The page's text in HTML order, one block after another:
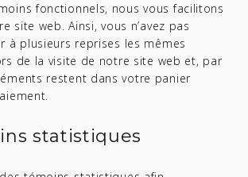
fonctionnels, nous vous facilitons
site web. Ainsi, vous n’avez pas
à plusieurs reprises les mêmes
de la visite de notre site web et, par
restent dans votre panier
statistiques